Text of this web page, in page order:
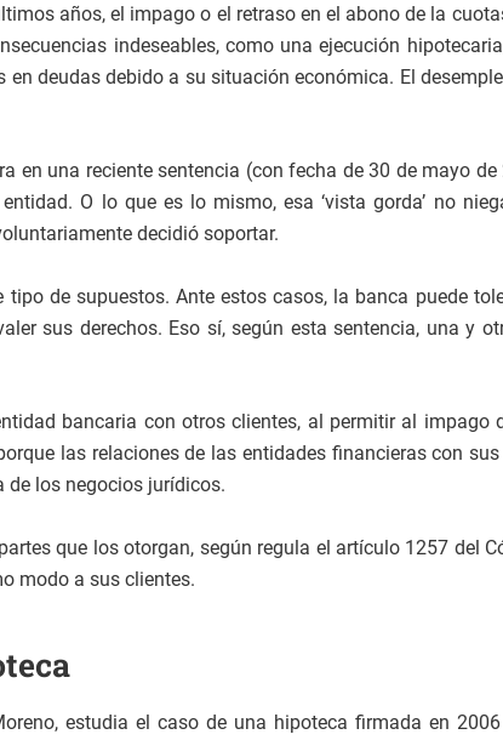
años, el impago o el retraso en el abono de la
indeseables, como una ejecución
deudas debido a su situación económica. El
en una reciente sentencia (con fecha de 30 de mayo
O lo que es lo mismo, esa ‘vista gorda’ no
decidió soportar.
de supuestos. Ante estos casos, la banca puede
sus derechos. Eso sí, según esta sentencia, una y
bancaria con otros clientes, al permitir al
las relaciones de las entidades financieras con
los negocios jurídicos.
que los otorgan, según regula el artículo 1257 del
modo a sus clientes.
estudia el caso de una hipoteca firmada en